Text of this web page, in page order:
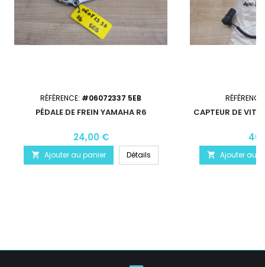
RÉFÉRENCE: #06072337 5EB
PÉDALE DE FREIN YAMAHA R6
24,00 €
 Ajouter au panier Détails
CAPTEUR DE
 Ajouter au